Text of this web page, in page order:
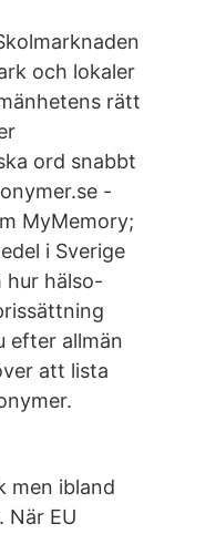
och lokaler
rätt
ord snabbt
-
MyMemory;
i Sverige
hur hälso-
efter allmän
att lista
men ibland
När EU